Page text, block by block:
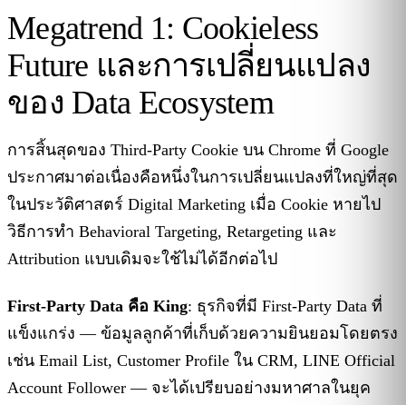
Megatrend 1: Cookieless
Future และการเปลี่ยนแปลง
ของ Data Ecosystem
การสิ้นสุดของ Third-Party Cookie บน Chrome ที่ Google
ประกาศมาต่อเนื่องคือหนึ่งในการเปลี่ยนแปลงที่ใหญ่ที่สุด
ในประวัติศาสตร์ Digital Marketing เมื่อ Cookie หายไป
วิธีการทำ Behavioral Targeting, Retargeting และ
Attribution แบบเดิมจะใช้ไม่ได้อีกต่อไป
First-Party Data คือ King: ธุรกิจที่มี First-Party Data ที่
แข็งแกร่ง — ข้อมูลลูกค้าที่เก็บด้วยความยินยอมโดยตรง
เช่น Email List, Customer Profile ใน CRM, LINE Official
Account Follower — จะได้เปรียบอย่างมหาศาลในยุค